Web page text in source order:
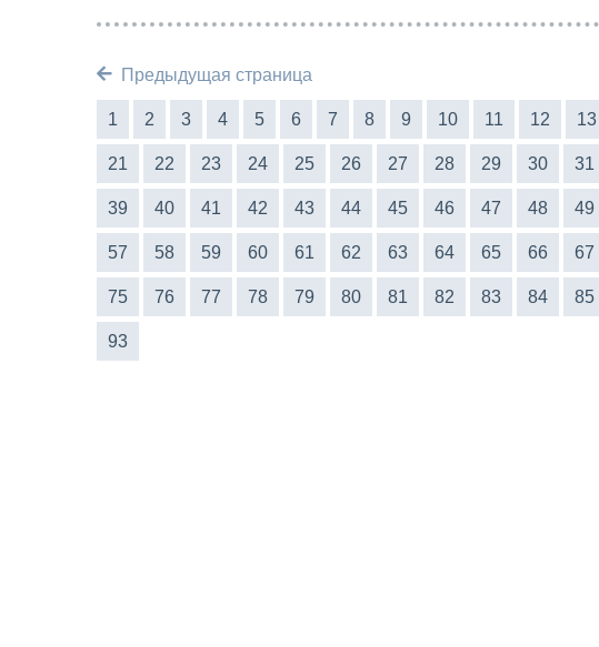
Предыдущая страница
1 2 3 4 5 6 7 8 9 10 11 12 13
21 22 23 24 25 26 27 28 29 30 31
39 40 41 42 43 44 45 46 47 48 49
57 58 59 60 61 62 63 64 65 66 67
75 76 77 78 79 80 81 82 83 84 85
93